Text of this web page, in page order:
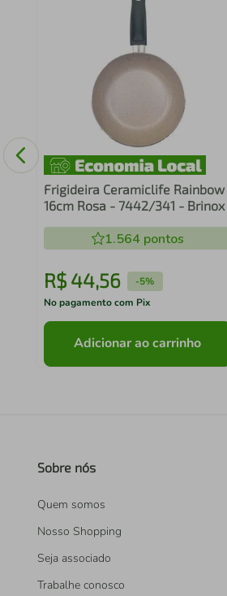
Frigideira Ceramiclife Rainbow
16cm Rosa - 7442/341 - Brinox
1.564pontos
R$ 44,56 -5%
No pagamento com Pix
Adicionar ao carrinho
Sobre nós
Quem somos
Nosso Shopping
Seja associado
Trabalhe conosco